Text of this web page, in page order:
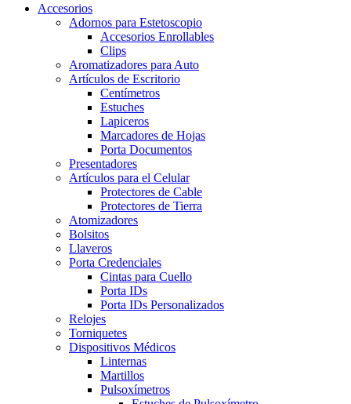
Accesorios
Adornos para Estetoscopio
Accesorios Enrollables
Clips
Aromatizadores para Auto
Artículos de Escritorio
Centímetros
Estuches
Lapiceros
Marcadores de Hojas
Porta Documentos
Presentadores
Artículos para el Celular
Protectores de Cable
Protectores de Tierra
Atomizadores
Bolsitos
Llaveros
Porta Credenciales
Cintas para Cuello
Porta IDs
Porta IDs Personalizados
Relojes
Torniquetes
Dispositivos Médicos
Linternas
Martillos
Pulsoxímetros